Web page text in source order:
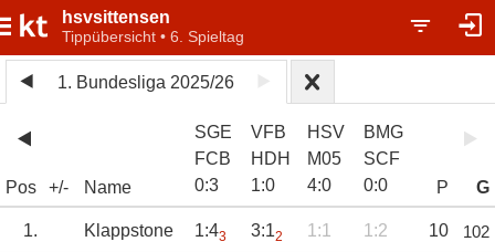
hsvsittensen
Tippübersicht • 6. Spieltag
1. Bundesliga 2025/26
Pos +/- Name
SGE
FCB
0:3
VFB
HDH
1:0
HSV
M05
4:0
BMG
SCF
0:0 P G
1. Klappstone 1:43 3:12 1:1 1:2 10 102